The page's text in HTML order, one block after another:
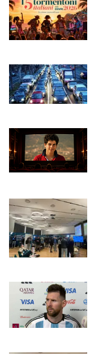
Turismo
Eventi